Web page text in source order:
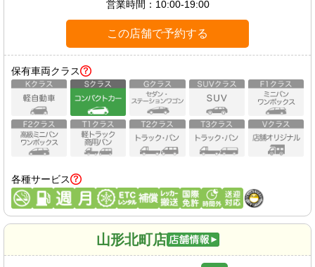
営業時間： 10:00-19:00
この店舗で予約する
保有車両クラス
各種サービス
山形北町店